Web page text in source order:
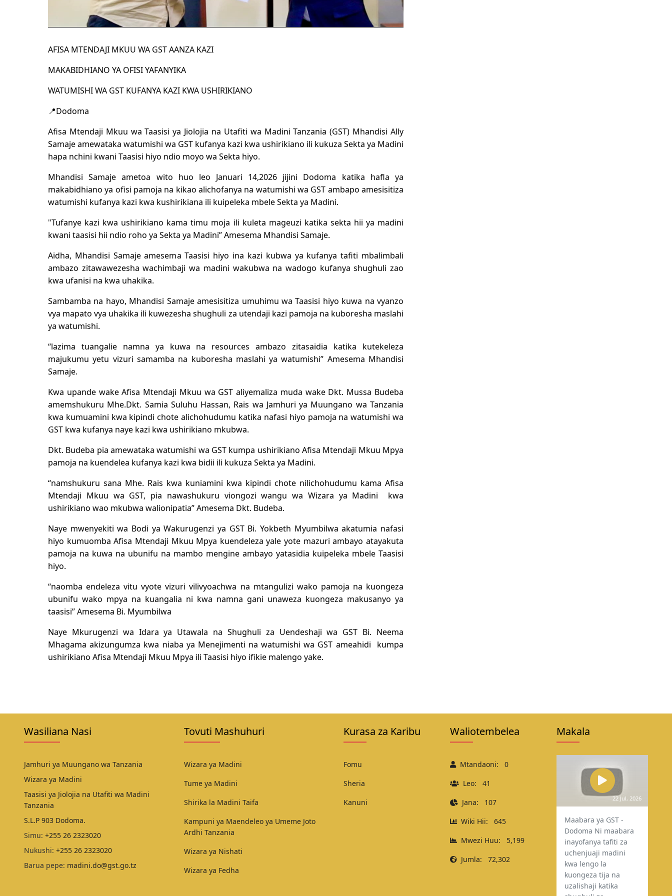
AFISA MTENDAJI MKUU WA GST AANZA KAZI
MAKABIDHIANO YA OFISI YAFANYIKA
WATUMISHI WA GST KUFANYA KAZI KWA USHIRIKIANO
📍Dodoma
Afisa Mtendaji Mkuu wa Taasisi ya Jiolojia na Utafiti wa Madini Tanzania (GST) Mhandisi Ally
Samaje amewataka watumishi wa GST kufanya kazi kwa ushirikiano ili kukuza Sekta ya Madini
hapa nchini kwani Taasisi hiyo ndio moyo wa Sekta hiyo.
Mhandisi Samaje ametoa wito huo leo Januari 14,2026 jijini Dodoma katika hafla ya
makabidhiano ya ofisi pamoja na kikao alichofanya na watumishi wa GST ambapo amesisitiza
watumishi kufanya kazi kwa kushirikiana ili kuipeleka mbele Sekta ya Madini.
"Tufanye kazi kwa ushirikiano kama timu moja ili kuleta mageuzi katika sekta hii ya madini
kwani taasisi hii ndio roho ya Sekta ya Madini” Amesema Mhandisi Samaje.
Aidha, Mhandisi Samaje amesema Taasisi hiyo ina kazi kubwa ya kufanya tafiti mbalimbali
ambazo zitawawezesha wachimbaji wa madini wakubwa na wadogo kufanya shughuli zao
kwa ufanisi na kwa uhakika.
Sambamba na hayo, Mhandisi Samaje amesisitiza umuhimu wa Taasisi hiyo kuwa na vyanzo
vya mapato vya uhakika ili kuwezesha shughuli za utendaji kazi pamoja na kuboresha maslahi
ya watumishi.
“lazima tuangalie namna ya kuwa na resources ambazo zitasaidia katika kutekeleza
majukumu yetu vizuri samamba na kuboresha maslahi ya watumishi” Amesema Mhandisi
Samaje.
Kwa upande wake Afisa Mtendaji Mkuu wa GST aliyemaliza muda wake Dkt. Mussa Budeba
amemshukuru Mhe.Dkt. Samia Suluhu Hassan, Rais wa Jamhuri ya Muungano wa Tanzania
kwa kumuamini kwa kipindi chote alichohudumu katika nafasi hiyo pamoja na watumishi wa
GST kwa kufanya naye kazi kwa ushirikiano mkubwa.
Dkt. Budeba pia amewataka watumishi wa GST kumpa ushirikiano Afisa Mtendaji Mkuu Mpya
pamoja na kuendelea kufanya kazi kwa bidii ili kukuza Sekta ya Madini.
“namshukuru sana Mhe. Rais kwa kuniamini kwa kipindi chote nilichohudumu kama Afisa
Mtendaji Mkuu wa GST, pia nawashukuru viongozi wangu wa Wizara ya Madini kwa
ushirikiano wao mkubwa walionipatia” Amesema Dkt. Budeba.
Naye mwenyekiti wa Bodi ya Wakurugenzi ya GST Bi. Yokbeth Myumbilwa akatumia nafasi
hiyo kumuomba Afisa Mtendaji Mkuu Mpya kuendeleza yale yote mazuri ambayo atayakuta
pamoja na kuwa na ubunifu na mambo mengine ambayo yatasidia kuipeleka mbele Taasisi
hiyo.
“naomba endeleza vitu vyote vizuri vilivyoachwa na mtangulizi wako pamoja na kuongeza
ubunifu wako mpya na kuangalia ni kwa namna gani unaweza kuongeza makusanyo ya
taasisi” Amesema Bi. Myumbilwa
Naye Mkurugenzi wa Idara ya Utawala na Shughuli za Uendeshaji wa GST Bi. Neema
Mhagama akizungumza kwa niaba ya Menejimenti na watumishi wa GST ameahidi kumpa
ushirikiano Afisa Mtendaji Mkuu Mpya ili Taasisi hiyo ifikie malengo yake.
Wasiliana Nasi
Jamhuri ya Muungano wa Tanzania
Wizara ya Madini
Taasisi ya Jiolojia na Utafiti wa Madini
Tanzania
S.L.P 903 Dodoma.
Simu: +255 26 2323020
Nukushi: +255 26 2323020
Barua pepe: madini.do@gst.go.tz
Tovuti Mashuhuri
Wizara ya Madini
Tume ya Madini
Shirika la Madini Taifa
Kampuni ya Maendeleo ya Umeme Joto
Ardhi Tanzania
Wizara ya Nishati
Wizara ya Fedha
Kurasa za Karibu
Fomu
Sheria
Kanuni
Waliotembelea
Mtandaoni:
0
Leo:
41
Jana:
107
Wiki Hii:
645
Mwezi Huu:
5,199
Jumla:
72,302
Makala
22 Jul, 2026
Maabara ya GST -
Dodoma Ni maabara
inayofanya tafiti za
uchenjuaji madini
kwa lengo la
kuongeza tija na
uzalishaji katika